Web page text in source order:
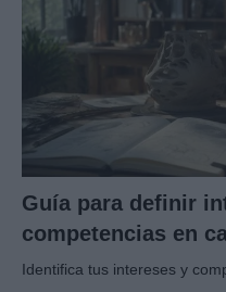
Guía para definir
competencias en
Identifica tus intereses y